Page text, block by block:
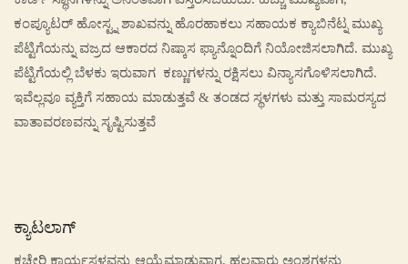
ಕಂಪ್ಯೂಟರ್ ಹೋಸ್ಟ್ನ ಶಾಖವನ್ನು ಹೊರಹಾಕಲು ಸಹಾಯಕ ಕ್ಯಾಬಿನೆಟ್ನ ಮುಖ್ಯ
ಪೆಟ್ಟಿಗೆಯನ್ನು ವಜ್ರದ ಆಕಾರದ ನಿಷ್ಕಾಸ ಫ್ಯಾನ್ನೊಂದಿಗೆ ನಿಯೋಜಿಸಲಾಗಿದೆ. ಮುಖ್ಯ
ಪೆಟ್ಟಿಗೆಯಲ್ಲಿ ಬೆಳಕು ಇರುವಾಗ ಕಣ್ಣುಗಳನ್ನು ರಕ್ಷಿಸಲು ವಿನ್ಯಾಸಗೊಳಿಸಲಾಗಿದೆ.
ಇವೆಲ್ಲವೂ ವ್ಯಕ್ತಿಗೆ ಸಹಾಯ ಮಾಡುತ್ತವೆ & ತಂಡದ ಸ್ಥಳಗಳು ಮತ್ತು ಸಾಮರಸ್ಯದ
ವಾತಾವರಣವನ್ನು ಸೃಷ್ಟಿಸುತ್ತವೆ
ಕ್ಯಾಟಲಾಗ್
ಕಚೇರಿ ಕಾರ್ಯಸ್ಥಳವನ್ನು ಆಯ್ಕೆಮಾಡುವಾಗ, ಹಲವಾರು ಅಂಶಗಳನ್ನು